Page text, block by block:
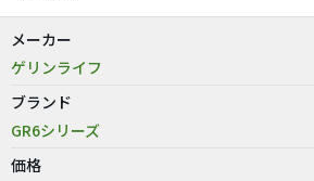
メーカー
ゲリンライフ
ブランド
GR6シリーズ
価格